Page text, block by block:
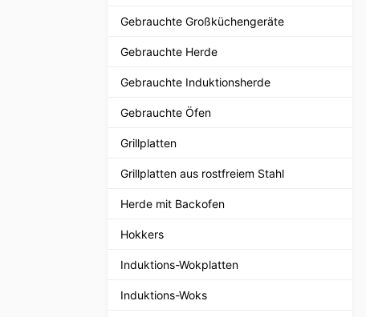
Gebrauchte Großküchengeräte
Gebrauchte Herde
Gebrauchte Induktionsherde
Gebrauchte Öfen
Grillplatten
Grillplatten aus rostfreiem Stahl
Herde mit Backofen
Hokkers
Induktions-Wokplatten
Induktions-Woks